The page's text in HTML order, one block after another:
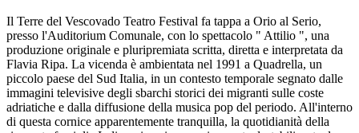
Il Terre del Vescovado Teatro Festival fa tappa a Orio al Serio,
presso l'Auditorium Comunale, con lo spettacolo " Attilio ", una
produzione originale e pluripremiata scritta, diretta e interpretata da
Flavia Ripa. La vicenda è ambientata nel 1991 a Quadrella, un
piccolo paese del Sud Italia, in un contesto temporale segnato dalle
immagini televisive degli sbarchi storici dei migranti sulle coste
adriatiche e dalla diffusione della musica pop del periodo. All'interno
di questa cornice apparentemente tranquilla, la quotidianità della